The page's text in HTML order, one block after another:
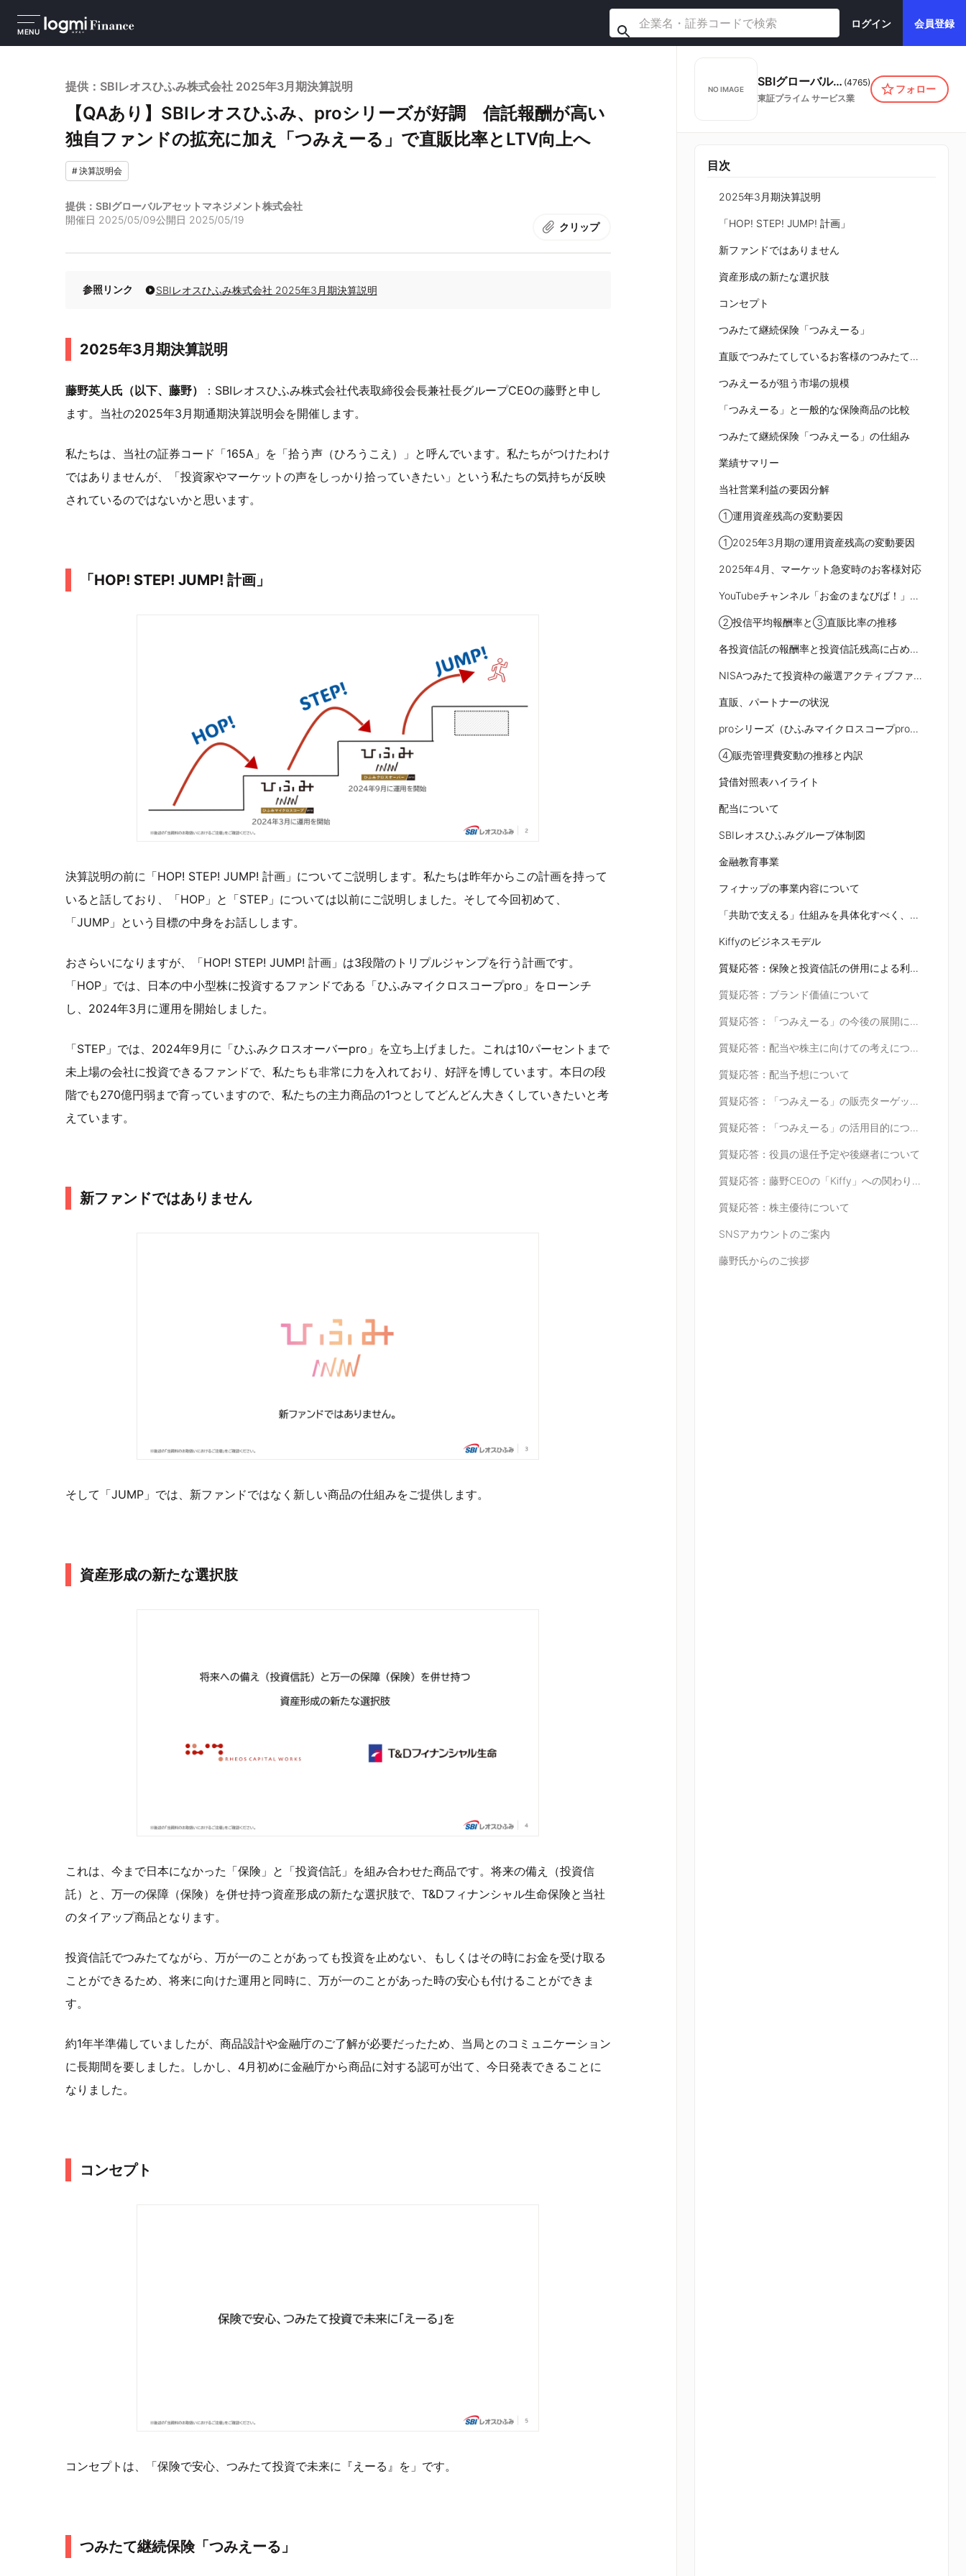
MENU
ログイン 会員登録
提供：SBIレオスひふみ株式会社 2025年3月期決算説明
【QAあり】SBIレオスひふみ、proシリーズが好調 信託報酬が高い
独自ファンドの拡充に加え「つみえーる」で直販比率とLTV向上へ
#決算説明会
提供：SBIグローバルアセットマネジメント株式会社
開催日 2025/05/09公開日 2025/05/19
クリップ
参照リンク SBIレオスひふみ株式会社 2025年3月期決算説明
2025年3月期決算説明
藤野英人氏（以下、藤野）
：SBIレオスひふみ株式会社代表取締役会長兼社長グループCEOの藤野と申し
ます。当社の2025年3月期通期決算説明会を開催します。
私たちは、当社の証券コード「165A」を「拾う声（ひろうこえ）」と呼んでいます。私たちがつけたわけ
ではありませんが、「投資家やマーケットの声をしっかり拾っていきたい」という私たちの気持ちが反映
されているのではないかと思います。
「HOP! STEP! JUMP! 計画」
決算説明の前に「HOP! STEP! JUMP! 計画」についてご説明します。私たちは昨年からこの計画を持って
いると話しており、「HOP」と「STEP」については以前にご説明しました。そして今回初めて、
「JUMP」という目標の中身をお話しします。
おさらいになりますが、「HOP! STEP! JUMP! 計画」は3段階のトリプルジャンプを行う計画です。
「HOP」では、日本の中小型株に投資するファンドである「ひふみマイクロスコープpro」をローンチ
し、2024年3月に運用を開始しました。
「STEP」では、2024年9月に「ひふみクロスオーバーpro」を立ち上げました。これは10パーセントまで
未上場の会社に投資できるファンドで、私たちも非常に力を入れており、好評を博しています。本日の段
階でも270億円弱まで育っていますので、私たちの主力商品の1つとしてどんどん大きくしていきたいと考
えています。
新ファンドではありません
そして「JUMP」では、新ファンドではなく新しい商品の仕組みをご提供します。
資産形成の新たな選択肢
これは、今まで日本になかった「保険」と「投資信託」を組み合わせた商品です。将来の備え（投資信
託）と、万一の保障（保険）を併せ持つ資産形成の新たな選択肢で、T&Dフィナンシャル生命保険と当社
のタイアップ商品となります。
投資信託でつみたてながら、万が一のことがあっても投資を止めない、もしくはその時にお金を受け取る
ことができるため、将来に向けた運用と同時に、万が一のことがあった時の安心も付けることができま
す。
約1年半準備していましたが、商品設計や金融庁のご了解が必要だったため、当局とのコミュニケーション
に長期間を要しました。しかし、4月初めに金融庁から商品に対する認可が出て、今日発表できることに
なりました。
コンセプト
コンセプトは、「保険で安心、つみたて投資で未来に『えーる』を」です。
つみたて継続保険「つみえーる」
NO IMAGE
SBIグローバルアセットマネジメント株式会社 (4765)
東証プライム サービス業
フォロー
目次
2025年3月期決算説明
「HOP! STEP! JUMP! 計画」
新ファンドではありません
資産形成の新たな選択肢
コンセプト
つみたて継続保険「つみえーる」
直販でつみたてしているお客様のつみたて資金を保険で保障（要申込）
つみえーるが狙う市場の規模
「つみえーる」と一般的な保険商品の比較
つみたて継続保険「つみえーる」の仕組み
業績サマリー
当社営業利益の要因分解
①運用資産残高の変動要因
①2025年3月期の運用資産残高の変動要因
2025年4月、マーケット急変時のお客様対応
YouTubeチャンネル「お金のまなびば！」はチャンネル登録者数67万人突破
②投信平均報酬率と③直販比率の推移
各投資信託の報酬率と投資信託残高に占める比率の推移
NISAつみたて投資枠の厳選アクティブファンド
直販、パートナーの状況
proシリーズ（ひふみマイクロスコープpro、ひふみクロスオーバーpro）の状況
④販売管理費変動の推移と内訳
貸借対照表ハイライト
配当について
SBIレオスひふみグループ体制図
金融教育事業
フィナップの事業内容について
「共助で支える」仕組みを具体化すべく、寄付プラットフォームの運営を行う子会社を設立
Kiffyのビジネスモデル
質疑応答：保険と投資信託の併用による利益向上について
質疑応答：ブランド価値について
質疑応答：「つみえーる」の今後の展開について
質疑応答：配当や株主に向けての考えについて
質疑応答：配当予想について
質疑応答：「つみえーる」の販売ターゲット層について
質疑応答：「つみえーる」の活用目的について
質疑応答：役員の退任予定や後継者について
質疑応答：藤野CEOの「Kiffy」への関わりについて
質疑応答：株主優待について
SNSアカウントのご案内
藤野氏からのご挨拶